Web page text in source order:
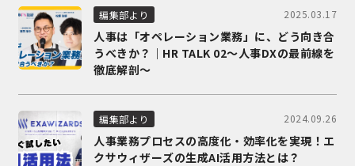
編集部より 2025.03.17
人事は「オペレーション業務」に、どう向き合
うべきか？｜HR TALK 02～人事DXの最前線を
徹底解剖～
編集部より 2024.09.26
人事業務プロセスの高度化・効率化を実現！エ
クサウィザーズの生成AI活用方法とは？